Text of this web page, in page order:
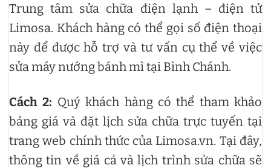
Trung tâm sửa chữa điện lạnh – điện tử
Limosa. Khách hàng có thể gọi số điện thoại
này để được hỗ trợ và tư vấn cụ thể về việc
sửa máy nướng bánh mì tại Bình Chánh.
Cách 2: Quý khách hàng có thể tham khảo
bảng giá và đặt lịch sửa chữa trực tuyến tại
trang web chính thức của Limosa.vn. Tại đây,
thông tin về giá cả và lịch trình sửa chữa sẽ